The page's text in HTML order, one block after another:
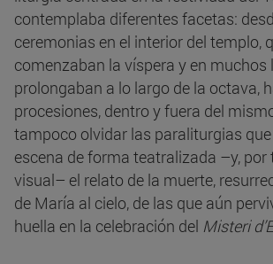
contemplaba diferentes facetas:
ceremonias en el interior del templo,
comenzaban la víspera y en muchos
prolongaban a lo largo de la octava,
procesiones, dentro y fuera del
tampoco olvidar las paraliturgias
escena de forma teatralizada –y, por
visual– el relato de la muerte,
de María al cielo, de las que aún
huella en la celebración del Misteri